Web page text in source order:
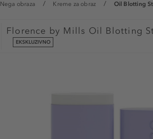
Nega obraza Kreme za obraz Oil Blotting
Florence by Mills Oil Blotting
EKSKLUZIVNO